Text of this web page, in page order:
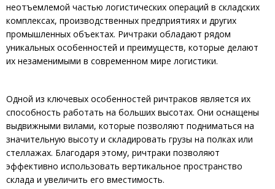
неотъемлемой частью логистических операций в складских
комплексах, производственных предприятиях и других
промышленных объектах. Ричтраки обладают рядом
уникальных особенностей и преимуществ, которые делают
их незаменимыми в современном мире логистики.
Одной из ключевых особенностей ричтраков является их
способность работать на больших высотах. Они оснащены
выдвижными вилами, которые позволяют подниматься на
значительную высоту и складировать грузы на полках или
стеллажах. Благодаря этому, ричтраки позволяют
эффективно использовать вертикальное пространство
склада и увеличить его вместимость.